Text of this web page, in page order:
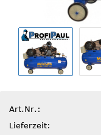
Art.Nr.:
Lieferzeit: